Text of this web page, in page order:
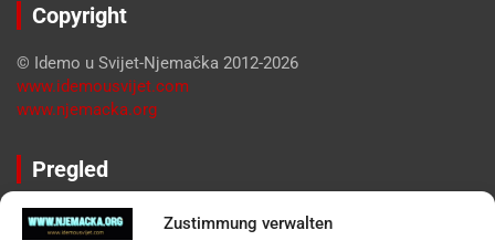
Zustimmung verwalten
Copyright
© Idemo u Svijet-Njemačka 2012-2026
www.idemousvijet.com
www.njemacka.org
Pregled
Impressum
Datenschutzerklärung